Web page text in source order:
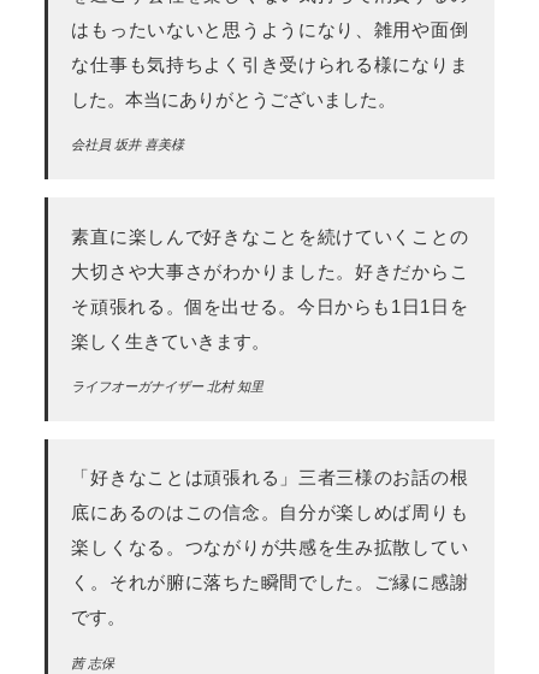
はもったいないと思うようになり、雑用や面倒
な仕事も気持ちよく引き受けられる様になりま
した。本当にありがとうございました。
会社員 坂井 喜美様
素直に楽しんで好きなことを続けていくことの
大切さや大事さがわかりました。好きだからこ
そ頑張れる。個を出せる。今日からも1日1日を
楽しく生きていきます。
ライフオーガナイザー 北村 知里
「好きなことは頑張れる」三者三様のお話の根
底にあるのはこの信念。自分が楽しめば周りも
楽しくなる。つながりが共感を生み拡散してい
く。それが腑に落ちた瞬間でした。ご縁に感謝
です。
茜 志保